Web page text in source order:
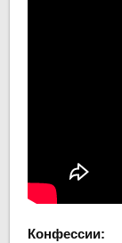
Конфессии: